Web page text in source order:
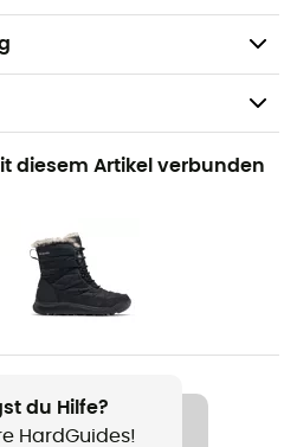
Lagen-Gewebe, 100 %
diesem Artikel verbunden
du Hilfe?
HardGuides!